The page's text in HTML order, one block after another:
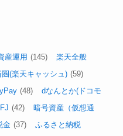
産運用 (145)
楽天全般
(楽天キャッシュ) (59)
(48)
dなんとか(ドコモ
(42)
暗号資産（仮想通
金 (37)
ふるさと納税